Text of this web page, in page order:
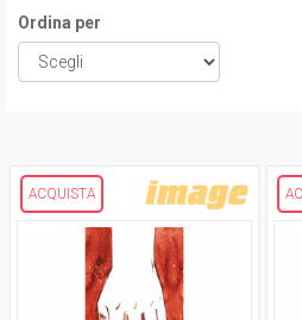
Ordina per
ACQUISTA